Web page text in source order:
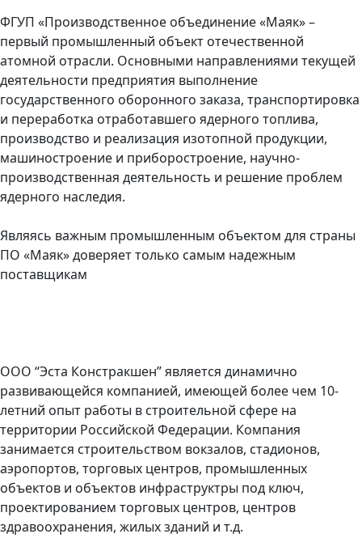
ФГУП «Производственное объединение «Маяк» –
первый промышленный объект отечественной
атомной отрасли. Основными направлениями текущей
деятельности предприятия выполнение
государственного оборонного заказа, транспортировка
и переработка отработавшего ядерного топлива,
производство и реализация изотопной продукции,
машиностроение и приборостроение, научно-
производственная деятельность и решение проблем
ядерного наследия.
Являясь важным промышленным объектом для страны
ПО «Маяк» доверяет только самым надежным
поставщикам
ООО “Эста Констракшен” является динамично
развивающейся компанией, имеющей более чем 10-
летний опыт работы в строительной сфере на
территории Российской Федерации. Компания
занимается строительством вокзалов, стадионов,
аэропортов, торговых центров, промышленных
объектов и объектов инфраструктры под ключ,
проектированием торговых центров, центров
здравоохранения, жилых зданий и т.д.